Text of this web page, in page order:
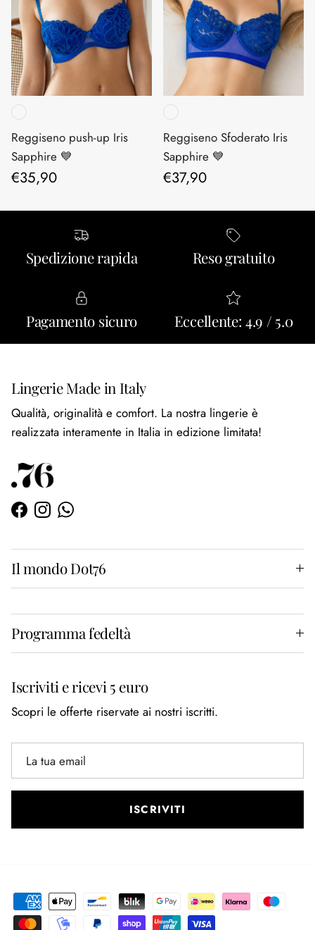
Reggiseno push-up Iris
Sapphire 💙
Prezzo normale
€35,90
Reggiseno Sfoderato Iris
Sapphire 💙
Prezzo normale
€37,90
Spedizione rapida Reso gratuito
Pagamento sicuro Eccellente: 4.9 / 5.0
Lingerie Made in Italy
Qualità, originalità e comfort. La nostra lingerie è
realizzata interamente in Italia in edizione limitata!
Facebook
InstagramWhatsApp
Il mondo Dot76
Programma fedeltà
Iscriviti e ricevi 5 euro
Scopri le offerte riservate ai nostri iscritti.
ISCRIVITI